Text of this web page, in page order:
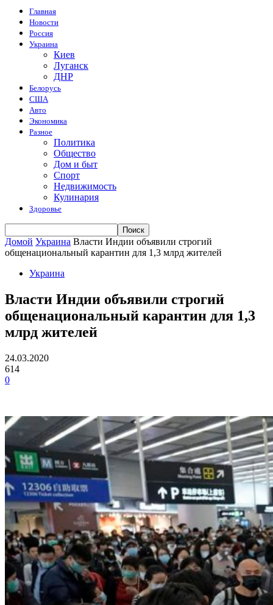
Главная
Новости
Россия
Украина
Киев
Луганск
ДНР
Белорусь
США
Авто
Экономика
Разное
Политика
Общество
Дом и быт
Спорт
Недвижимость
Кулинария
Здоровье
Домой Украина Власти Индии объявили строгий
общенациональный карантин для 1,3 млрд жителей
Украина
Власти Индии объявили строгий
общенациональный карантин для 1,3
млрд жителей
24.03.2020
614
0